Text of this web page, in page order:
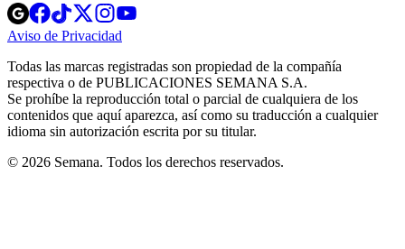
Opens
in
new
Opens
in
new
Opens
in
new
window
Opens
new
windowwindow
Aviso de Privacidad
new
window
Todas las marcas registradas son propiedad de la compañía
respectiva o de PUBLICACIONES SEMANA S.A.
Se prohíbe la reproducción total o parcial de cualquiera de los
contenidos que aquí aparezca, así como su traducción a cualquier
idioma sin autorización escrita por su titular.
© 2026 Semana. Todos los derechos reservados.